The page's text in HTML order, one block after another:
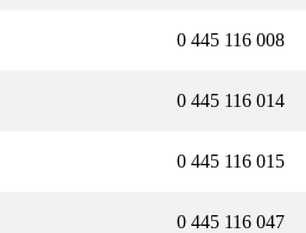
0 445 116 008
0 445 116 014
0 445 116 015
0 445 116 047